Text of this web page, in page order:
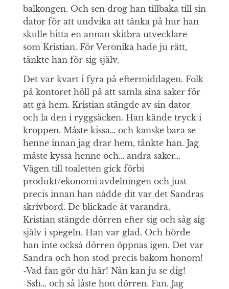
balkongen. Och sen drog han tillbaka till sin
dator för att undvika att tänka på hur han
skulle hitta en annan skitbra utvecklare
som Kristian. För Veronika hade ju rätt,
tänkte han för sig själv.
Det var kvart i fyra på eftermiddagen. Folk
på kontoret höll på att samla sina saker för
att gå hem. Kristian stängde av sin dator
och la den i ryggsäcken. Han kände tryck i
kroppen. Måste kissa… och kanske bara se
henne innan jag drar hem, tänkte han. Jag
måste kyssa henne och… andra saker…
Vägen till toaletten gick förbi
produkt/ekonomi avdelningen och just
precis innan han nådde dit var det Sandras
skrivbord. De blickade åt varandra.
Kristian stängde dörren efter sig och såg sig
själv i spegeln. Han var glad. Och hörde
han inte också dörren öppnas igen. Det var
Sandra och hon stod precis bakom honom!
-Vad fan gör du här! Nån kan ju se dig!
-Ssh… och så låste hon dörren. Fan. Jag